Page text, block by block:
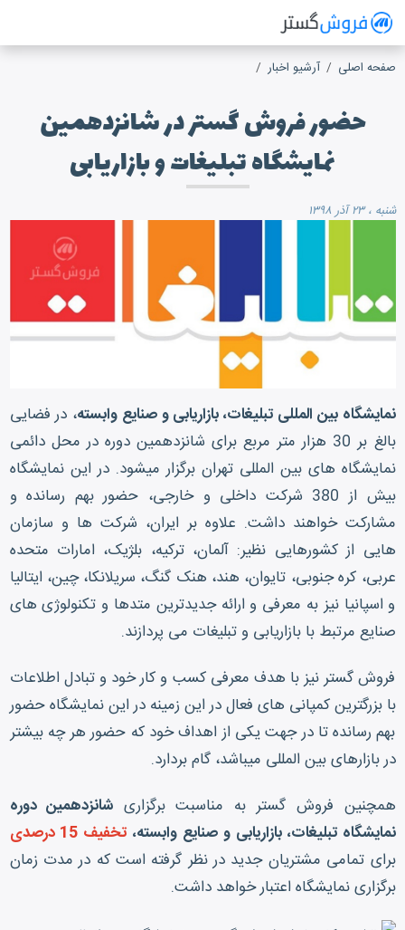
سیستم مدیریت فروش آنلاین
صفحه اصلی آرشیو اخبار
حضور فروش گستر در شانزدهمین
نمایشگاه تبلیغات و بازاریابی
شنبه ، ۲۳ آذر ۱۳۹۸
نمایشگاه بین المللی تبلیغات،بازاریابی و صنایع وابسته، در فضایی
بالغ بر 30 هزار متر مربع برای شانزدهمین دوره در محل دائمی
نمایشگاه های بین المللی تهران برگزار میشود. در این نمایشگاه
بیش از 380 شرکت داخلی و خارجی، حضور بهم رسانده و
مشارکت خواهند داشت. علاوه بر ایران، شرکت ها و سازمان
هایی از کشورهایی نظیر: آلمان، ترکیه، بلژیک، امارات متحده
عربی، کره جنوبی، تایوان، هند، هنک گنگ، سریلانکا، چین، ایتالیا
و اسپانیا نیز به معرفی و ارائه جدیدترین متدها و تکنولوژی های
صنایع مرتبط با بازاریابی و تبلیغات می پردازند.
فروش گستر نیز با هدف معرفی کسب و کار خود و تبادل اطلاعات
با بزرگترین کمپانی های فعال در این زمینه در این نمایشگاه حضور
بهم رسانده تا در جهت یکی از اهداف خود که حضور هر چه بیشتر
در بازارهای بین المللی میباشد، گام بردارد.
همچنین فروش گستر به مناسبت برگزاری شانزدهمین دوره
نمایشگاه تبلیغات، بازاریابی و صنایع وابسته، تخفیف 15 درصدی
برای تمامی مشتریان جدید در نظر گرفته است که در مدت زمان
برگزاری نمایشگاه اعتبار خواهد داشت.